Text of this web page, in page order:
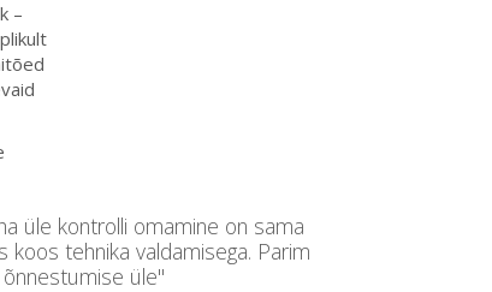
–
üle kontrolli omamine on sama
koos tehnika valdamisega. Parim
üle"